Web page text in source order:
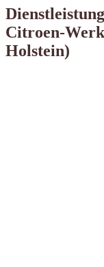
Citroen-
Holstein)